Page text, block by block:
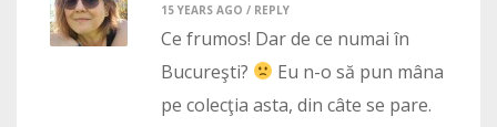
15 YEARS AGO / REPLY
Ce frumos! Dar de ce numai în
Bucureşti?
Eu n-o să pun mâna
pe colecţia asta, din câte se pare.